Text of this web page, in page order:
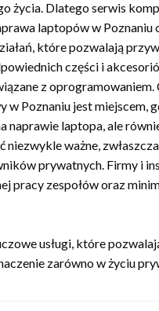
życia. Dlatego serwis
laptopów w Poznaniu
które pozwalają
części i
z
Poznaniu jest miejscem,
laptopa, ale
ważne,
prywatnych. Firmy i
pracy zespołów oraz
usługi, które
zarówno w życiu